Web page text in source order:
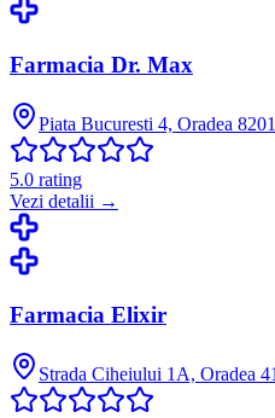
Farmacia Dr. Max
Piata Bucuresti 4, Oradea
5.0 rating
Vezi detalii →
Farmacia Elixir
Strada Ciheiului 1A, Oradea